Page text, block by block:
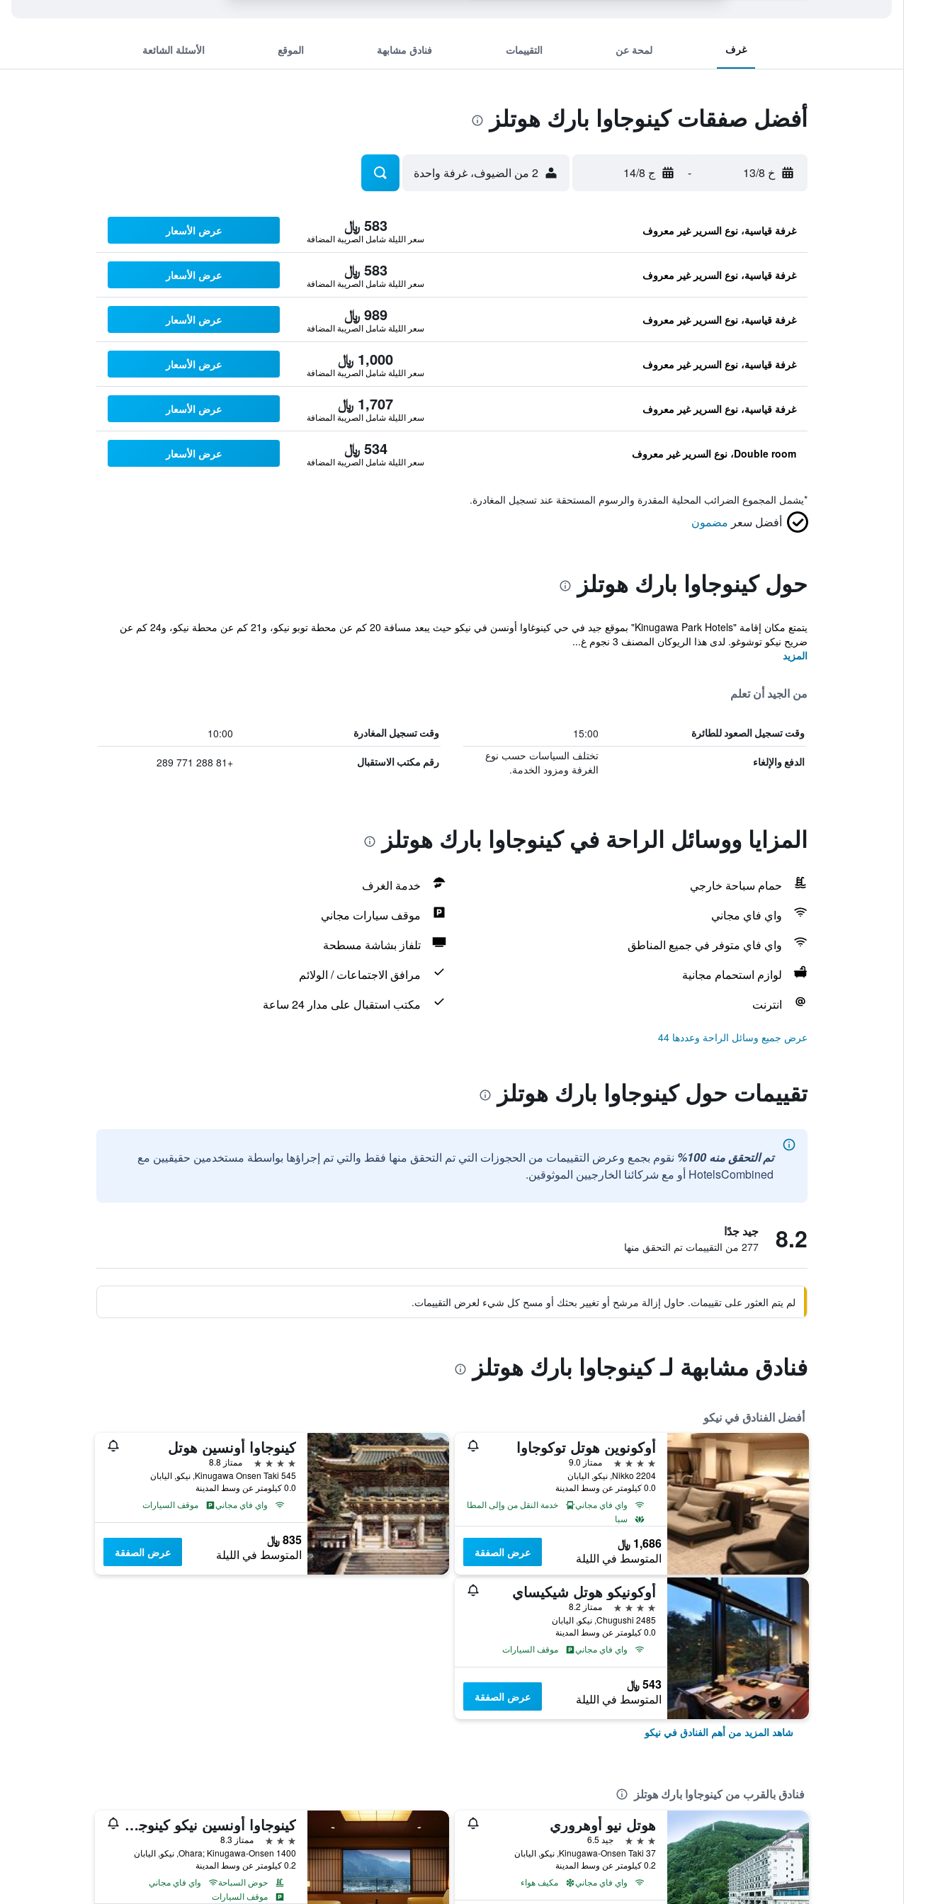
غرف لمحة عن التقييمات فنادق مشابهة الموقع الأسئلة الشائعة
أفضل صفقات كينوجاوا بارك هوتلز
خ 13/8 - ج 14/8 2 من الضيوف، غرفة واحدة
غرفة قياسية، نوع السرير غير معروف 583 ﷼
سعر الليلة شامل الصريبة المضافة
عرض الأسعار
غرفة قياسية، نوع السرير غير معروف 583 ﷼
سعر الليلة شامل الصريبة المضافة
عرض الأسعار
غرفة قياسية، نوع السرير غير معروف 989 ﷼
سعر الليلة شامل الصريبة المضافة
عرض الأسعار
غرفة قياسية، نوع السرير غير معروف 1,000 ﷼
سعر الليلة شامل الصريبة المضافة
عرض الأسعار
غرفة قياسية، نوع السرير غير معروف 1,707 ﷼
سعر الليلة شامل الصريبة المضافة
عرض الأسعار
Double room، نوع السرير غير معروف 534 ﷼
سعر الليلة شامل الصريبة المضافة
عرض الأسعار
*يشمل المجموع الضرائب المحلية المقدرة والرسوم المستحقة عند تسجيل المغادرة.
أفضل سعر مضمون
حول كينوجاوا بارك هوتلز
يتمتع مكان إقامة "Kinugawa Park Hotels" بموقع جيد في حي كينوغاوا أونسن في نيكو حيث يبعد مسافة 20 كم عن محطة توبو نيكو، و21 كم عن محطة نيكو، و24 كم عن
ضريح نيكو توشوغو. لدى هذا الريوكان المصنف 3 نجوم غ...
المزيد
من الجيد أن تعلم
وقت تسجيل الصعود للطائرة 15:00 وقت تسجيل المغادرة 10:00
الدفع والإلغاء
تختلف السياسات حسب نوع
الغرفة ومزود الخدمة.
رقم مكتب الاستقبال +81 288 771 289
المزايا ووسائل الراحة في كينوجاوا بارك هوتلز
حمام سباحة خارجي
خدمة الغرف
واي فاي مجاني
موقف سيارات مجاني
واي فاي متوفر في جميع المناطق
تلفاز بشاشة مسطحة
لوازم استحمام مجانية
مرافق الاجتماعات / الولائم
انترنت
مكتب استقبال على مدار 24 ساعة
عرض جميع وسائل الراحة وعددها 44
تقييمات حول كينوجاوا بارك هوتلز
تم التحقق منه 100%
نقوم بجمع وعرض التقييمات من الحجوزات التي تم التحقق منها فقط والتي تم إجراؤها بواسطة مستخدمين حقيقيين مع
HotelsCombined أو مع شركائنا الخارجيين الموثوقين.
8.2 جيد جدًا
277 من التقييمات تم التحقق منها
لم يتم العثور على تقييمات. حاول إزالة مرشح أو تغيير بحثك أو مسح كل شيء لعرض التقييمات.
فنادق مشابهة لـ كينوجاوا بارك هوتلز
أفضل الفنادق في نيكو
أوكونوين هوتل توكوجاوا
4 نجوم
ممتاز 9.0
2204 Nikko, نيكو, اليابان
0.0 كيلومتر عن وسط المدينة
واي فاي مجاني
خدمة النقل من وإلى المطار
سبا
1,686 ﷼
المتوسط في الليلة عرض الصفقة
كينوجاوا أونسين هوتل
4 نجوم
ممتاز 8.8
Kinugawa Onsen Taki 545, نيكو, اليابان
0.0 كيلومتر عن وسط المدينة
واي فاي مجاني
موقف السيارات
835 ﷼
المتوسط في الليلة عرض الصفقة
أوكونيكو هوتل شيكيساي
4 نجوم
ممتاز 8.2
2485 Chugushi, نيكو, اليابان
0.0 كيلومتر عن وسط المدينة
واي فاي مجاني
موقف السيارات
543 ﷼
المتوسط في الليلة عرض الصفقة
شاهد المزيد من أهم الفنادق في نيكو
فنادق بالقرب من كينوجاوا بارك هوتلز
هوتل نيو أوهروري
3 نجوم
جيد 6.5
37 Kinugawa-Onsen Taki, نيكو, اليابان
0.2 كيلومتر عن وسط المدينة
واي فاي مجاني
مكيف هواء
كينوجاوا أونسين نيكو كينوجاوا هوتل ميكازوكي
3 نجوم
ممتاز 8.3
1400 Ohara; Kinugawa-Onsen, نيكو, اليابان
0.2 كيلومتر عن وسط المدينة
حوض السباحة
واي فاي مجاني
موقف السيارات